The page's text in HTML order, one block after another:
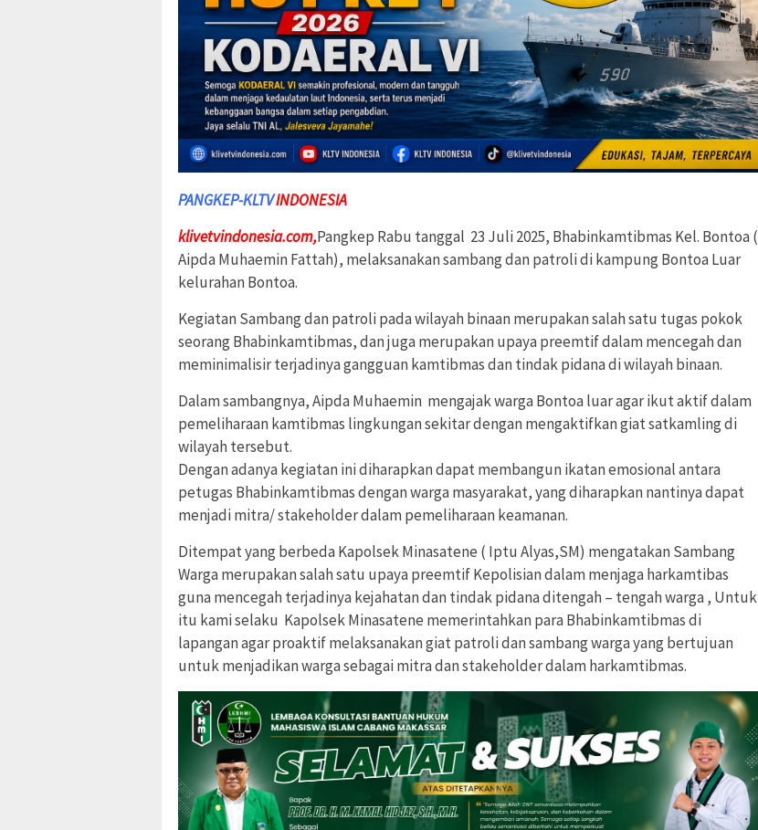
PANGKEP-KLTVINDONESIA
klivetvindonesia.com,Pangkep Rabu tanggal 23 Juli 2025, Bhabinkamtibmas Kel. Bontoa (
Aipda Muhaemin Fattah), melaksanakan sambang dan patroli di kampung Bontoa Luar
kelurahan Bontoa.
Kegiatan Sambang dan patroli pada wilayah binaan merupakan salah satu tugas pokok
seorang Bhabinkamtibmas, dan juga merupakan upaya preemtif dalam mencegah dan
meminimalisir terjadinya gangguan kamtibmas dan tindak pidana di wilayah binaan.
Dalam sambangnya, Aipda Muhaemin mengajak warga Bontoa luar agar ikut aktif dalam
pemeliharaan kamtibmas lingkungan sekitar dengan mengaktifkan giat satkamling di
wilayah tersebut.
Dengan adanya kegiatan ini diharapkan dapat membangun ikatan emosional antara
petugas Bhabinkamtibmas dengan warga masyarakat, yang diharapkan nantinya dapat
menjadi mitra/ stakeholder dalam pemeliharaan keamanan.
Ditempat yang berbeda Kapolsek Minasatene ( Iptu Alyas,SM) mengatakan Sambang
Warga merupakan salah satu upaya preemtif Kepolisian dalam menjaga harkamtibas
guna mencegah terjadinya kejahatan dan tindak pidana ditengah – tengah warga , Untuk
itu kami selaku Kapolsek Minasatene memerintahkan para Bhabinkamtibmas di
lapangan agar proaktif melaksanakan giat patroli dan sambang warga yang bertujuan
untuk menjadikan warga sebagai mitra dan stakeholder dalam harkamtibmas.